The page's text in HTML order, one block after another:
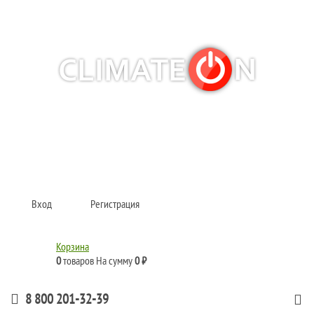
Вход Регистрация
Корзина
0товаров На сумму0 ₽
8 800 201-32-39